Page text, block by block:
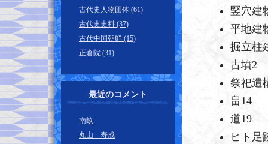
古代史人物団体 (61)
古代史史料 (37)
古代中国朝鮮 (15)
正倉院 (31)
最近のコメント
南畝
丸山 寿成
竪穴建
平地建
掘立柱
古墳2
祭祀遺
畠14
道19
ヒト足